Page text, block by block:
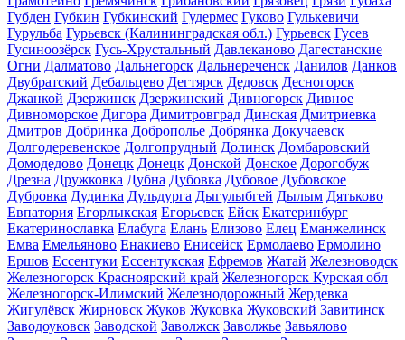
Губден Губкин Губкинский Гудермес Гуково Гулькевичи
Гурульба Гурьевск (Калининградская обл.) Гурьевск Гусев
Гусиноозёрск Гусь-Хрустальный Давлеканово Дагестанские
Огни Далматово Дальнегорск Дальнереченск Данилов Данков
Двубратский Дебальцево Дегтярск Дедовск Десногорск
Джанкой Дзержинск Дзержинский Дивногорск Дивное
Дивноморское Дигора Димитровград Динская Дмитриевка
Дмитров Добринка Доброполье Добрянка Докучаевск
Долгодеревенское Долгопрудный Долинск Домбаровский
Домодедово Донецк Донецк Донской Донское Дорогобуж
Дрезна Дружковка Дубна Дубовка Дубовое Дубовское
Дубровка Дудинка Дульдурга Дыгулыбгей Дылым Дятьково
Евпатория Егорлыкская Егорьевск Ейск Екатеринбург
Екатеринославка Елабуга Елань Елизово Елец Еманжелинск
Емва Емельяново Енакиево Енисейск Ермолаево Ермолино
Ершов Ессентуки Ессентукская Ефремов Жатай Железноводск
Железногорск Красноярский край Железногорск Курская обл
Железногорск-Илимский Железнодорожный Жердевка
Жигулёвск Жирновск Жуков Жуковка Жуковский Завитинск
Заводоуковск Заводской Заволжск Заволжье Завьялово